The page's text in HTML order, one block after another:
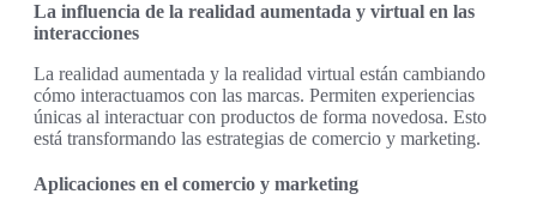
La influencia de la realidad aumentada y virtual en las
interacciones
La realidad aumentada y la realidad virtual están cambiando
cómo interactuamos con las marcas. Permiten experiencias
únicas al interactuar con productos de forma novedosa. Esto
está transformando las estrategias de comercio y marketing.
Aplicaciones en el comercio y marketing